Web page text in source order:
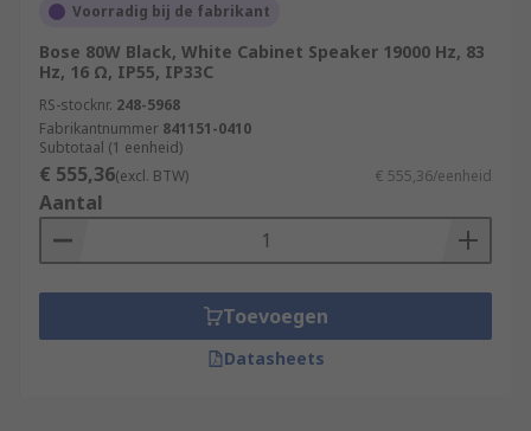
Voorradig bij de fabrikant
Bose 80W Black, White Cabinet Speaker 19000 Hz, 83
Hz, 16 Ω, IP55, IP33C
RS-stocknr. 248-5968
Fabrikantnummer 841151-0410
Subtotaal (1 eenheid)
€ 555,36(excl. BTW) € 555,36/eenheid
Aantal
Toevoegen
Datasheets